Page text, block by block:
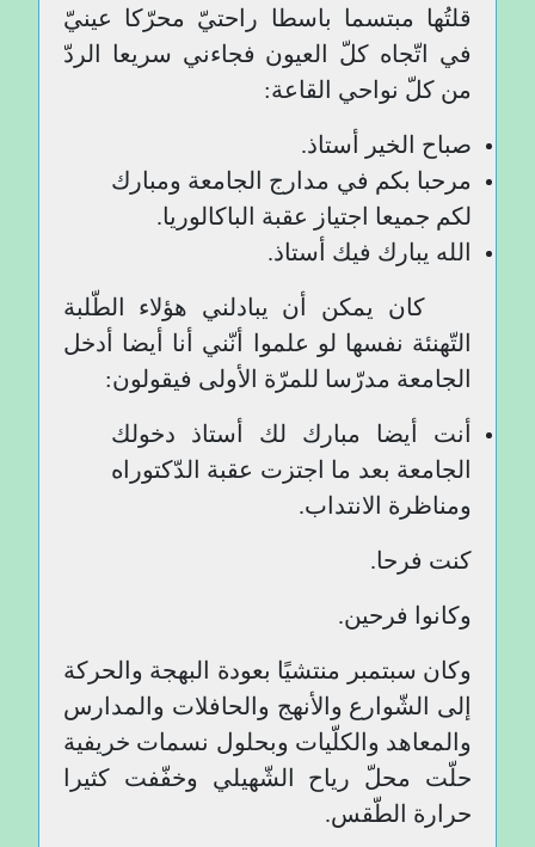
قلتُها مبتسما باسطا راحتيّ محرّكا عينيّ
في اتّجاه كلّ العيون فجاءني سريعا الردّ
من كلّ نواحي القاعة:
صباح الخير أستاذ.
مرحبا بكم في مدارج الجامعة ومبارك
لكم جميعا اجتياز عقبة الباكالوريا.
الله يبارك فيك أستاذ.
كان يمكن أن يبادلني هؤلاء الطّلبة
التّهنئة نفسها لو علموا أنّني أنا أيضا أدخل
الجامعة مدرّسا للمرّة الأولى فيقولون:
أنت أيضا مبارك لك أستاذ دخولك
الجامعة بعد ما اجتزت عقبة الدّكتوراه
ومناظرة الانتداب.
كنت فرحا.
وكانوا فرحين.
وكان سبتمبر منتشيًا بعودة البهجة والحركة
إلى الشّوارع والأنهج والحافلات والمدارس
والمعاهد والكلّيات وبحلول نسمات خريفية
حلّت محلّ رياح الشّهيلي وخفّفت كثيرا
حرارة الطّقس.